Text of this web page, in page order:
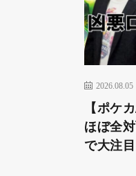
2026.08.05
【ポケ
ほぼ全
で大注